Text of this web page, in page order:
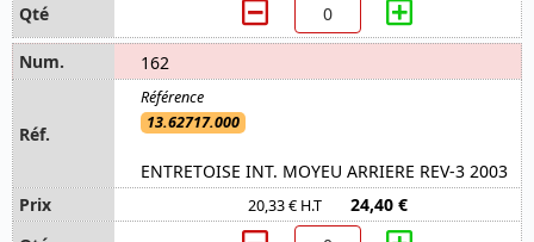
162
13.62717.000
ENTRETOISE INT. MOYEU ARRIERE REV-3 2003
20,33 € H.T 24,40 €